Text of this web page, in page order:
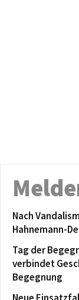
Nach
Hahnemann-
Tag der
verbindet
Begegnung
Neue